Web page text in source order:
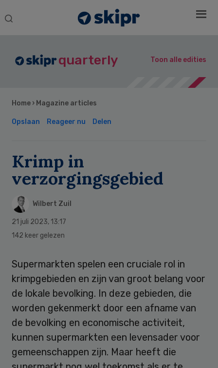
Search
quarterly Toon alle edities
Home › Magazine articles
Opslaan Reageer nu Delen
Krimp in
verzorgingsgebied
Wilbert Zuil
21 juli 2023, 13:17
142 keer gelezen
Supermarkten spelen een cruciale rol in
krimpgebieden en zijn van groot belang voor
de lokale bevolking. In deze gebieden, die
worden gekenmerkt door een afname van
de bevolking en economische activiteit,
kunnen supermarkten een levensader voor
gemeenschappen zijn. Maar heeft die